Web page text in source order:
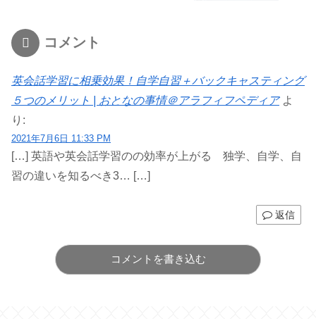
コメント
英会話学習に相乗効果！自学自習＋バックキャスティング
５つのメリット | おとなの事情＠アラフィフペディア よ
り:
2021年7月6日 11:33 PM
[…] 英語や英会話学習のの効率が上がる 独学、自学、自
習の違いを知るべき3… […]
返信
コメントを書き込む